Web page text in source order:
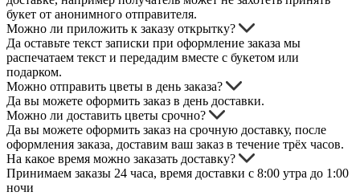
букет от анонимного отправителя.
Можно ли приложить к заказу открытку?
Да оставьте текст записки при оформление заказа мы
распечатаем текст и передадим вместе с букетом или
подарком.
Можно отправить цветы в день заказа?
Да вы можете оформить заказ в день доставки.
Можно ли доставить цветы срочно?
Да вы можете оформить заказ на срочную доставку, после
оформления заказа, доставим ваш заказ в течение трёх часов.
На какое время можно заказать доставку?
Принимаем заказы 24 часа, время доставки с 8:00 утра до 1:00
ночи